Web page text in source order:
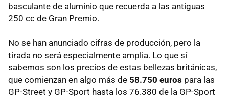
basculante de aluminio que recuerda a las antiguas
250 cc de Gran Premio.
No se han anunciado cifras de producción, pero la
tirada no será especialmente amplia. Lo que sí
sabemos son los precios de estas bellezas británicas,
que comienzan en algo más de 58.750 euros para las
GP-Street y GP-Sport hasta los 76.380 de la GP-Sport